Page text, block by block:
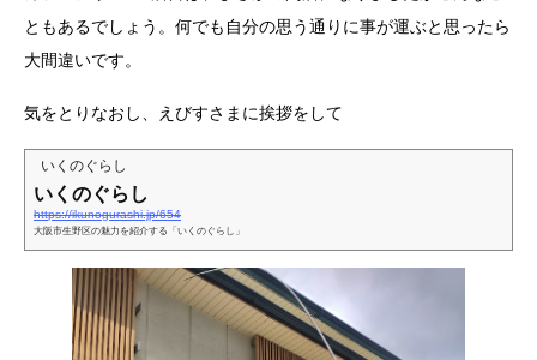
ともあるでしょう。何でも自分の思う通りに事が運ぶと思ったら
大間違いです。
気をとりなおし、えびすさまに挨拶をして
いくのぐらし
いくのぐらし
https://ikunogurashi.jp/654
大阪市生野区の魅力を紹介する「いくのぐらし」